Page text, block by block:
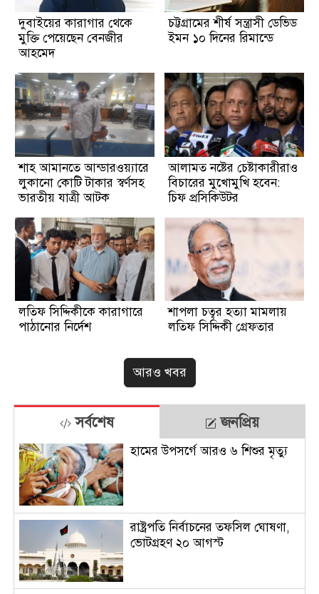
দুবাইয়ের কারাগার থেকে
মুক্তি পেয়েছেন বেনজীর
আহমেদ
চট্টগ্রামের শীর্ষ সন্ত্রাসী ডেভিড
ইমন ১০ দিনের রিমান্ডে
শাহ আমানতে আন্ডারওয়্যারে
লুকানো কোটি টাকার স্বর্ণসহ
ভারতীয় যাত্রী আটক
আলামত নষ্টের চেষ্টাকারীরাও
বিচারের মুখোমুখি হবেন:
চিফ প্রসিকিউটর
লতিফ সিদ্দিকীকে কারাগারে
পাঠানোর নির্দেশ
শাপলা চত্বর হত্যা মামলায়
লতিফ সিদ্দিকী গ্রেফতার
আরও খবর
সর্বশেষ জনপ্রিয়
হামের উপসর্গে আরও ৬ শিশুর মৃত্যু
রাষ্ট্রপতি নির্বাচনের তফসিল ঘোষণা,
ভোটগ্রহণ ২০ আগস্ট